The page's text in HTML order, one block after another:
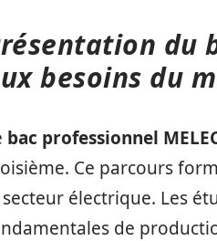
du
besoins du
bac professionnel
Ce parcours
électrique. Les
de